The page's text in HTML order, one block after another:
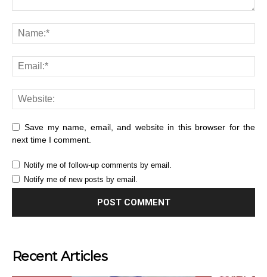
Save my name, email, and website in this browser for the
next time I comment.
Notify me of follow-up comments by email.
Notify me of new posts by email.
Recent Articles